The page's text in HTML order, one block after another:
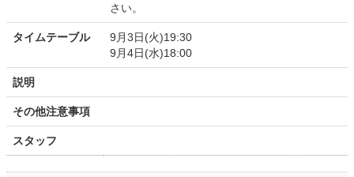
さい。
タイムテーブル
9月3日(火)19:30
9月4日(水)18:00
説明
その他注意事項
スタッフ